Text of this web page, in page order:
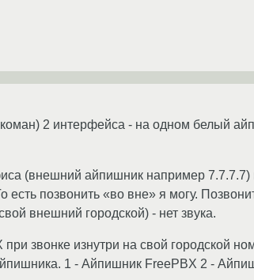
2 интерфейса - на одном белый
(внешний айпишник например 7.7.7.7)
позвонить «во вне» я могу.
внешний городской) - нет звука.
звонке изнутри на свой городской
1 - Айпишник FreePBX 2 -